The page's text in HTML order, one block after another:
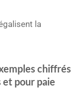
la
chiffrés
et pour paie